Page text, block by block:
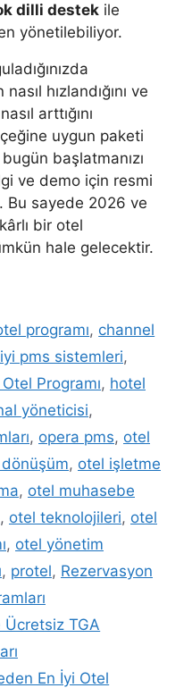
dilli destek ile
yönetilebiliyor.
hızlandığını ve
arttığını
uygun paketi
başlatmanızı
ve demo için resmi
Bu sayede 2026 ve
bir otel
hale gelecektir.
programı, channel
pms sistemleri,
Programı, hotel
yöneticisi,
, opera pms, otel
, otel işletme
, otel muhasebe
, otel teknolojileri, otel
, otel yönetim
, protel, Rezervasyon
Ücretsiz TGA
En İyi Otel